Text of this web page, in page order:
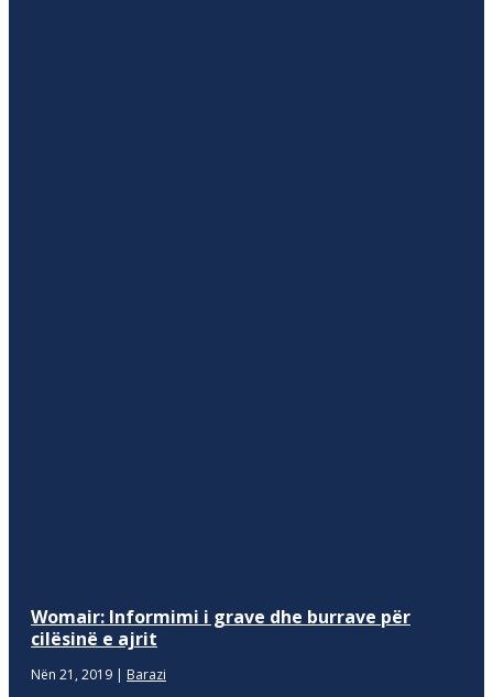
Womair: Informimi i grave dhe burrave për
cilësinë e ajrit
Nën 21, 2019 | Barazi